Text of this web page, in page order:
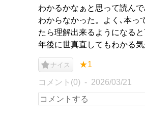
わかるかなぁと思って読ん
わからなかった。よく､本っ
たら理解出来るようになる
年後に世真直してもわかる気
ナイス ★1
コメント(0) 2026/03/21